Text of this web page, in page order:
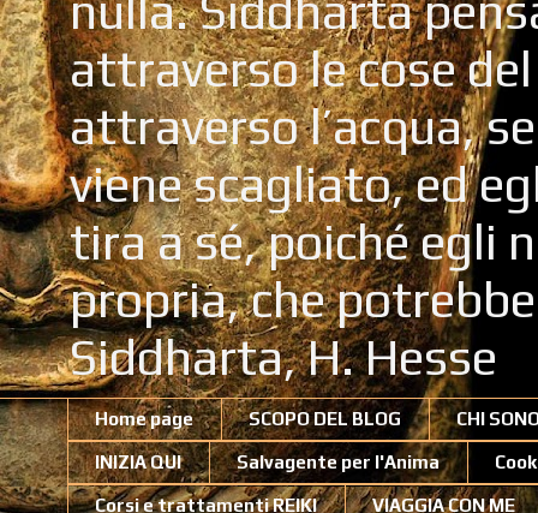
attraverso le cose
attraverso l’acqua,
viene scagliato, ed
tira a sé, poiché egli
propria, che
Siddharta, H. Hesse
Home page SCOPO DEL BLOG CHI
INIZIA QUI Salvagente per l'Anima
Corsi e trattamenti REIKI VIAGGIA CON ME